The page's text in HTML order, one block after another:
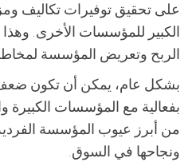
على تحقيق توفيرات تكاليف
الكبير للمؤسسات الأخرى.
الربح وتعريض المؤسسة
بشكل عام، يمكن أن تكون ضعف
بفعالية مع المؤسسات الكبيرة
من أبرز عيوب المؤسسة الفردية
ونجاحها في السوق.